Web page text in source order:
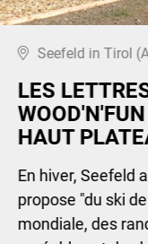
Seefeld in Tirol
LES
HAUT
En hiver, Seefeld
propose "du ski
mondiale, des